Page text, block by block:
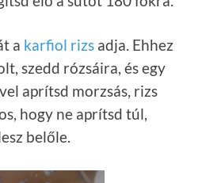
a karfiol rizs adja. Ehhez
szedd rózsáira, és egy
aprítsd morzsás, rizs
hogy ne aprítsd túl,
belőle.